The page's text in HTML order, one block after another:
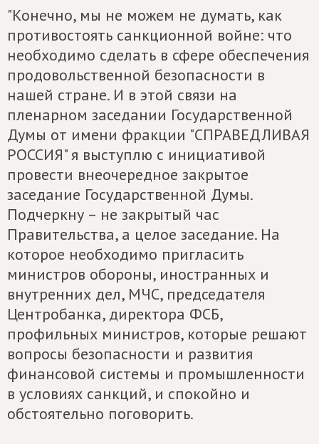
"Конечно, мы не можем не думать, как
противостоять санкционной войне: что
необходимо сделать в сфере обеспечения
продовольственной безопасности в
нашей стране. И в этой связи на
пленарном заседании Государственной
Думы от имени фракции "СПРАВЕДЛИВАЯ
РОССИЯ" я выступлю с инициативой
провести внеочередное закрытое
заседание Государственной Думы.
Подчеркну – не закрытый час
Правительства, а целое заседание. На
которое необходимо пригласить
министров обороны, иностранных и
внутренних дел, МЧС, председателя
Центробанка, директора ФСБ,
профильных министров, которые решают
вопросы безопасности и развития
финансовой системы и промышленности
в условиях санкций, и спокойно и
обстоятельно поговорить.